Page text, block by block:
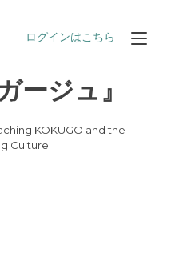
ログインはこちら
ージュ』
KOKUGO and the
Culture